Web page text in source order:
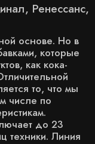
Ренессанс,
основе. Но в
которые
как кока-
то, что мы
числе по
до 23
техники. Линия